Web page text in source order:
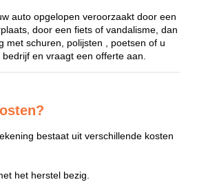
auto opgelopen veroorzaakt door een
door een fiets of vandalisme, dan
met schuren, polijsten , poetsen of u
en vraagt een offerte aan.
bestaat uit verschillende kosten
het herstel bezig.